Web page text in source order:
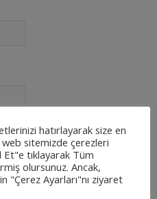
hatırlayarak size en
sitemizde çerezleri
Et"e tıklayarak Tüm
olursunuz. Ancak,
"Çerez Ayarları"nı ziyaret